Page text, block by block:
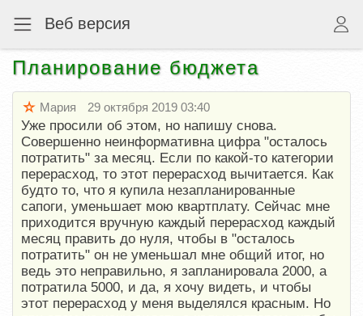
Веб версия
Планирование бюджета
Мария 29 октября 2019 03:40
Уже просили об этом, но напишу снова.
Совершенно неинформативна цифра "осталось
потратить" за месяц. Если по какой-то категории
перерасход, то этот перерасход вычитается. Как
будто то, что я купила незапланированные
сапоги, уменьшает мою квартплату. Сейчас мне
приходится вручную каждый перерасход каждый
месяц править до нуля, чтобы в "осталось
потратить" он не уменьшал мне общий итог, но
ведь это неправильно, я запланировала 2000, а
потратила 5000, и да, я хочу видеть, и чтобы
этот перерасход у меня выделялся красным. Но